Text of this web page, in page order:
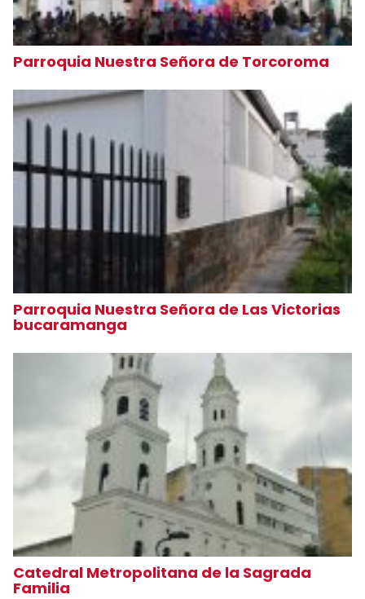
Parroquia Nuestra Señora de Torcoroma
Parroquia Nuestra Señora de Las Victorias
bucaramanga
Catedral Metropolitana de la Sagrada
Familia